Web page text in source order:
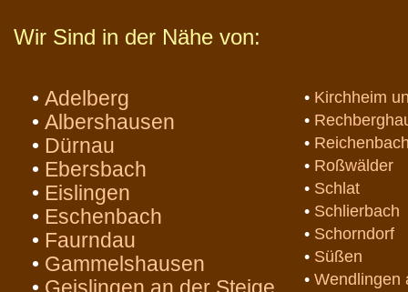
Wir Sind in der Nähe von:
• Adelberg
• Albershausen
• Dürnau
• Ebersbach
• Eislingen
• Eschenbach
• Faurndau
• Gammelshausen
• Kirchheim
•
•
• Roßwälder
• Schlat
• Schlierbach
• Schorndorf
• Süßen
• Wendlingen